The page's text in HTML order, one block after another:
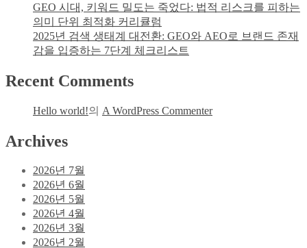
GEO 시대, 키워드 밀도는 죽었다: 법적 리스크를 피하는
의미 단위 최적화 커리큘럼
2025년 검색 생태계 대전환: GEO와 AEO로 브랜드 존재
감을 입증하는 7단계 체크리스트
Recent Comments
Hello world!의 A WordPress Commenter
Archives
2026년 7월
2026년 6월
2026년 5월
2026년 4월
2026년 3월
2026년 2월